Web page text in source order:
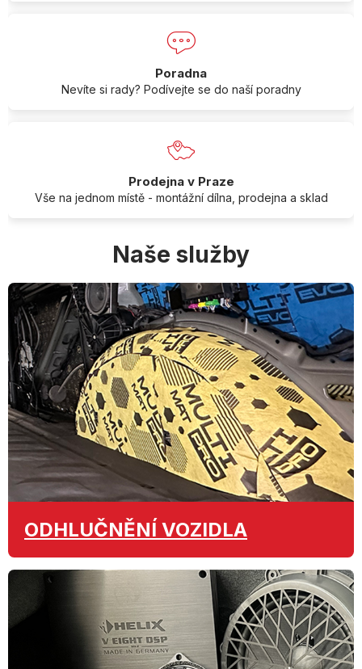
Poradna
Nevíte si rady? Podívejte se do naší poradny
Prodejna v Praze
Vše na jednom místě - montážní dílna, prodejna a sklad
Naše služby
ODHLUČNĚNÍ VOZIDLA